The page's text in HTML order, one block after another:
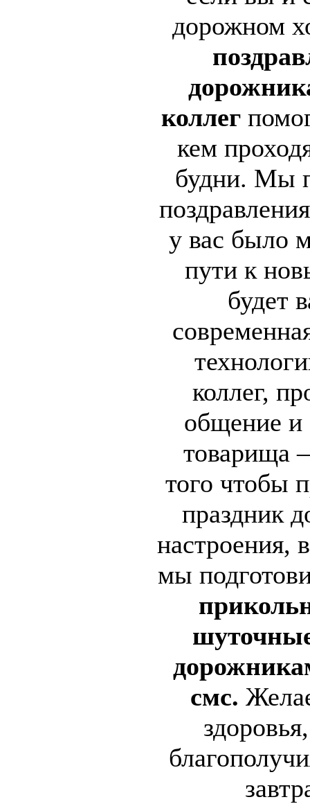
дорожном
коллег
кем
будни. Мы
у вас было
пути к
будет
коллег,
общение и
товарища
того чтобы
праздник
настроения,
мы
смс.